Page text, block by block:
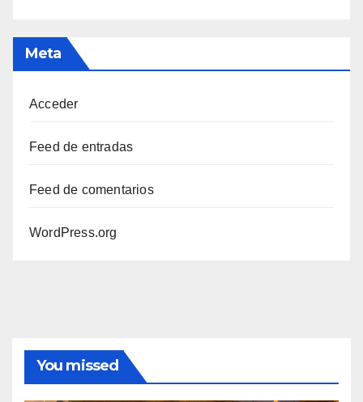
Meta
Acceder
Feed de entradas
Feed de comentarios
WordPress.org
You missed